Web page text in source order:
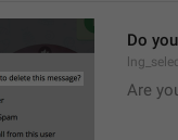
Do
Are